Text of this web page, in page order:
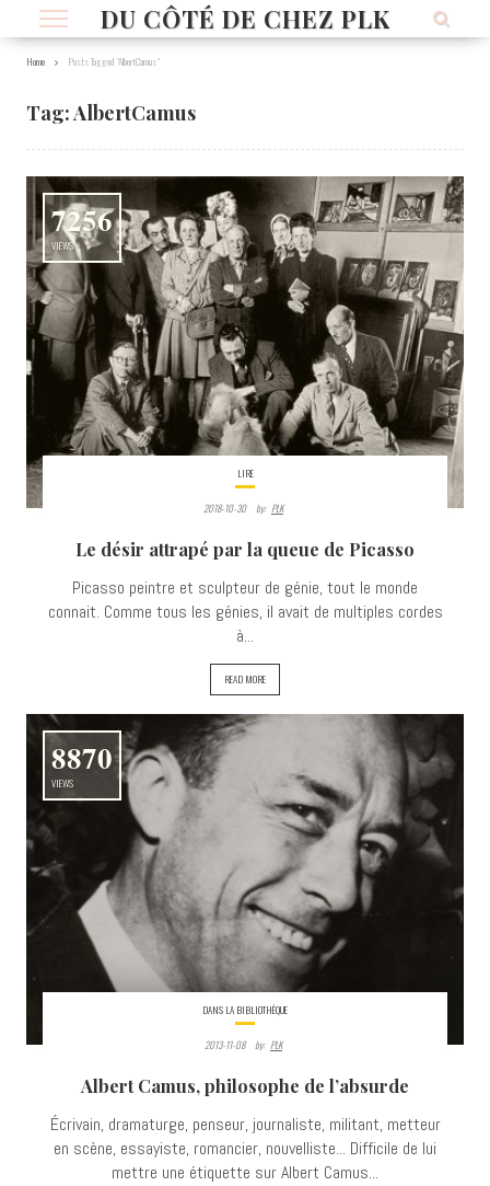
DU CÔTÉ DE CHEZ PLK
Home Posts Tagged "AlbertCamus"
Tag:AlbertCamus
7256
VIEWS
LIRE
2018-10-30 By: PLK
Le désir attrapé par la queue de Picasso
Picasso peintre et sculpteur de génie, tout le monde
connait. Comme tous les génies, il avait de multiples cordes
à...
READ MORE
8870
VIEWS
DANS LA BIBLIOTHÈQUE
2013-11-08 By: PLK
Albert Camus, philosophe de l’absurde
Écrivain, dramaturge, penseur, journaliste, militant, metteur
en scène, essayiste, romancier, nouvelliste... Difficile de lui
mettre une étiquette sur Albert Camus...